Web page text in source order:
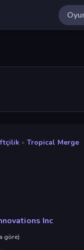
» Tropical Merge
Inc
göre)